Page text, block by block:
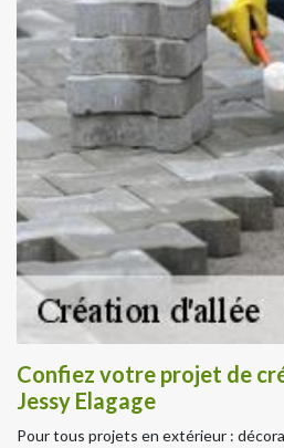
Confiez votre projet de
Jessy Elagage
Pour tous projets en extérieur :